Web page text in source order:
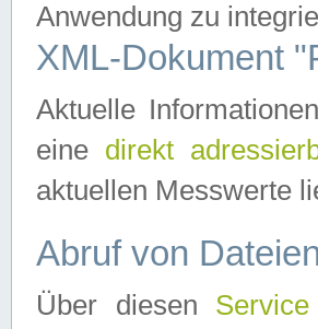
Anwendung zu
XML-Dokument
Aktuelle
eine direkt
aktuellen Messwerte
Abruf von
Über diesen Service